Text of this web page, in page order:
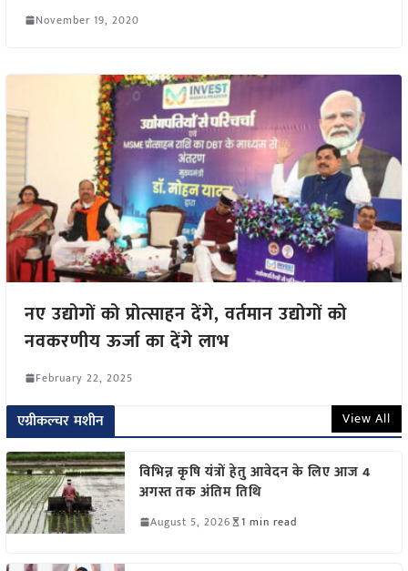
November 19, 2020
नए उद्योगों को प्रोत्साहन देंगे, वर्तमान उद्योगों को
नवकरणीय ऊर्जा का देंगे लाभ
February 22, 2025
एग्रीकल्चर मशीन View All
विभिन्न कृषि यंत्रों हेतु आवेदन के लिए आज 4
अगस्त तक अंतिम तिथि
August 5, 2026 1 min read